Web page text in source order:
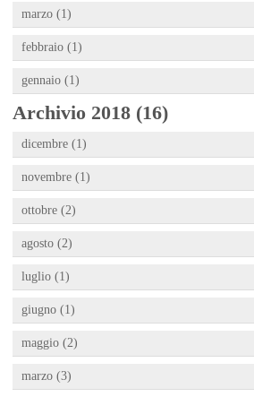
marzo (1)
febbraio (1)
gennaio (1)
Archivio 2018 (16)
dicembre (1)
novembre (1)
ottobre (2)
agosto (2)
luglio (1)
giugno (1)
maggio (2)
marzo (3)